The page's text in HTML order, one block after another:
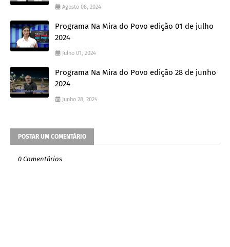
Agosto 08, 2024
Programa Na Mira do Povo edição 01 de julho
2024
Julho 01, 2024
Programa Na Mira do Povo edição 28 de junho
2024
Junho 28, 2024
POSTAR UM COMENTÁRIO
0 Comentários